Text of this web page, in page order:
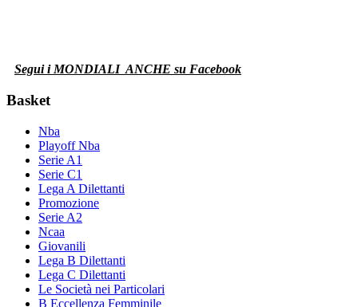
Segui i MONDIALI ANCHE su Facebook
Basket
Nba
Playoff Nba
Serie A1
Serie C1
Lega A Dilettanti
Promozione
Serie A2
Ncaa
Giovanili
Lega B Dilettanti
Lega C Dilettanti
Le Società nei Particolari
B Eccellenza Femminile